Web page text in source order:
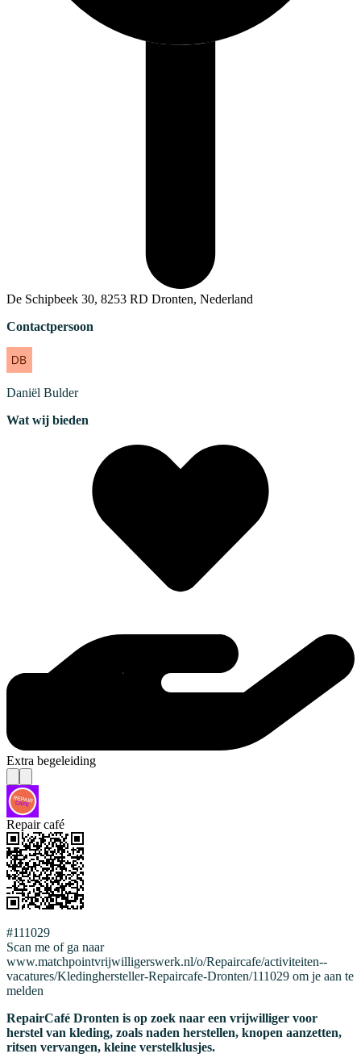
De Schipbeek 30, 8253 RD Dronten, Nederland
Contactpersoon
Daniël Bulder
Wat wij bieden
Extra begeleiding
Repair café
#111029
Scan me of ga naar
www.matchpointvrijwilligerswerk.nl/o/Repaircafe/activiteiten--
vacatures/Kledinghersteller-Repaircafe-Dronten/111029 om je aan te
melden
RepairCafé Dronten is op zoek naar een vrijwilliger voor
herstel van kleding, zoals naden herstellen, knopen aanzetten,
ritsen vervangen, kleine verstelklusjes.